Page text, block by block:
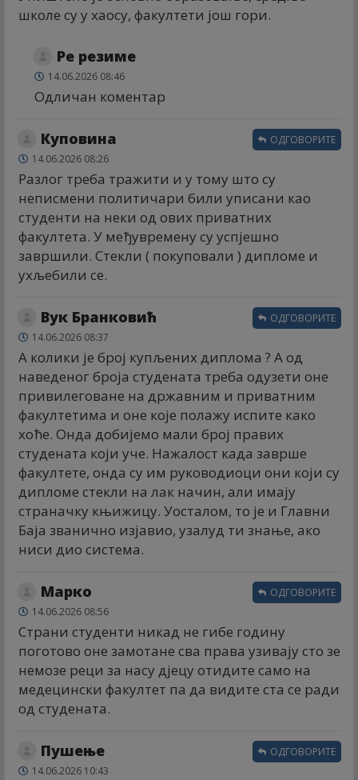
школе су у хаосу, факултети још гори.
Ре резиме
14.06.2026 08:46
Одличан коментар
Куповина
14.06.2026 08:26
Разлог треба тражити и у тому што су
неписмени политичари били уписани као
студенти на неки од ових приватних
факултета. У међувремену су успјешно
завршили. Стекли ( покуповали ) дипломе и
ухљебили се.
ОДГОВОРИТЕ
Вук Бранковић
14.06.2026 08:37
А колики је број купљених диплома ? А од
наведеног броја студената треба одузети оне
привилеговане на државним и приватним
факултетима и оне које полажу испите како
хоће. Онда добијемо мали број правих
студената који уче. Нажалост када заврше
факултете, онда су им руководиоци они који су
дипломе стекли на лак начин, али имају
страначку књижицу. Уосталом, то је и Главни
Баја званично изјавио, узалуд ти знање, ако
ниси дио система.
ОДГОВОРИТЕ
Марко
14.06.2026 08:56
Страни студенти никад не гибе годину
поготово оне замотане сва права узивају сто зе
немозе реци за насу дјецу отидите само на
медецински факултет па да видите ста се ради
од студената.
ОДГОВОРИТЕ
Пушење
14.06.2026 10:43
ОДГОВОРИТЕ